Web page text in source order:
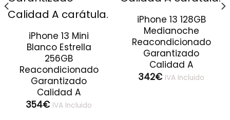
iPhone 13 Mini
Blanco Estrella
256GB
Reacondicionado
Garantizado
Calidad A
354€ IVA Incluido
iPhone 13 128GB
Medianoche
Reacondicionado
Garantizado
Calidad A
342€ IVA Incluido